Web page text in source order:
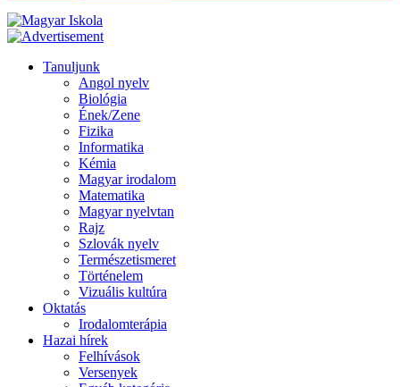
Tanuljunk
Angol nyelv
Biológia
Ének/Zene
Fizika
Informatika
Kémia
Magyar irodalom
Matematika
Magyar nyelvtan
Rajz
Szlovák nyelv
Természetismeret
Történelem
Vizuális kultúra
Oktatás
Irodalomterápia
Hazai hírek
Felhívások
Versenyek